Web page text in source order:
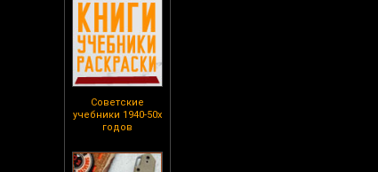
Советские
учебники 1940-50х
годов